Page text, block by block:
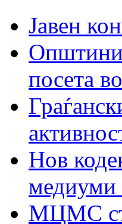
Јавен
посета
Нов
медиуми
МЦМС